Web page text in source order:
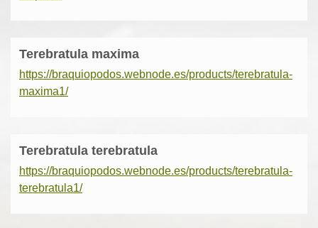
Terebratula maxima
https://braquiopodos.webnode.es/products/terebratula-
maxima1/
Terebratula terebratula
https://braquiopodos.webnode.es/products/terebratula-
terebratula1/